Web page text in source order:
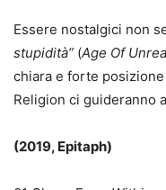
Essere nostalgici non
stupidità” (Age Of
chiara e forte
Religion ci guideranno
(2019, Epitaph)